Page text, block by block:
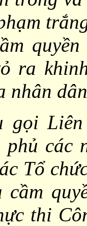
ra
nhân
gọi
phủ các
Tổ
cầm
thi